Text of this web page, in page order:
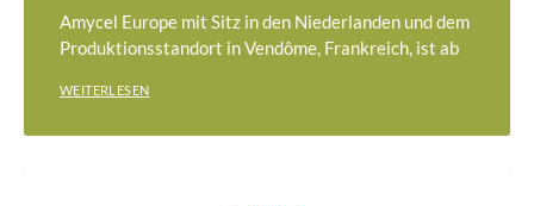
Amycel Europe mit Sitz in den Niederlanden und dem
Produktionsstandort in Vendôme, Frankreich, ist ab
WEITERLESEN